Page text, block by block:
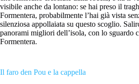
visibile anche da lontano: se hai preso il
Formentera, probabilmente l’hai già vista
silenziosa appollaiata su questo scoglio.
panorami migliori dell’isola, con lo sguardo
Formentera.
Il faro den Pou e la cappella